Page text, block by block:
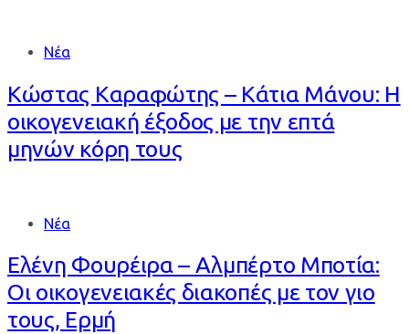
Νέα
Κώστας Καραφώτης – Κάτια Μάνου: Η
οικογενειακή έξοδος με την επτά
μηνών κόρη τους
Νέα
Ελένη Φουρέιρα – Αλμπέρτο Μποτία:
Οι οικογενειακές διακοπές με τον γιο
τους, Ερμή